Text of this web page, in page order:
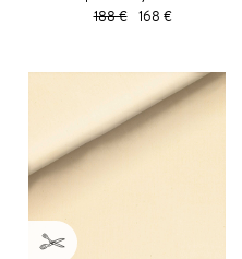
188 €
168 €